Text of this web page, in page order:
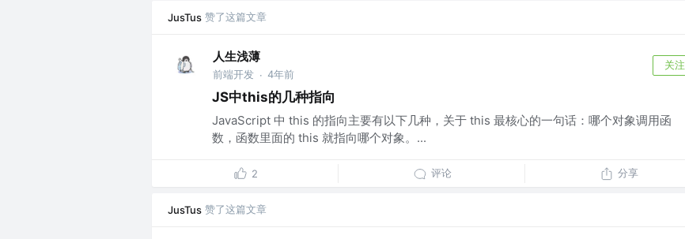
JusTus 赞了这篇文章
人生浅薄
前端开发 · 4年前
关注
JS中this的几种指向
JavaScript 中 this 的指向主要有以下几种，关于 this 最核心的一句话：哪个对象调用函
数，函数里面的 this 就指向哪个对象。...
2 评论 分享
JusTus 赞了这篇文章